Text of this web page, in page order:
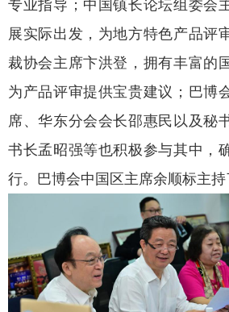
专业指导；中国镇长论坛组委会
展实际出发，为地方特色产品评
裁协会主席卞洪登，拥有丰富的
为产品评审提供宝贵建议；巴博
席、华东分会会长邵惠民以及秘
书长孟昭强等也积极参与其中，
行。巴博会中国区主席余顺标主持